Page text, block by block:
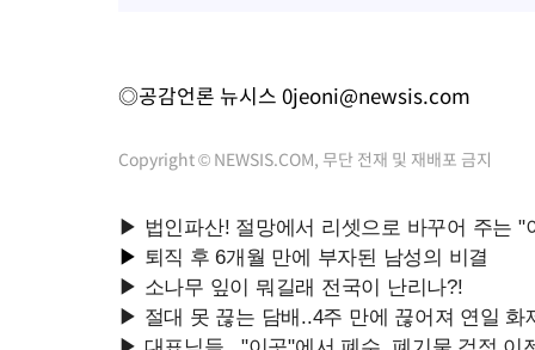
◎공감언론 뉴시스 0jeoni@newsis.com
Copyright © NEWSIS.COM, 무단 전재 및 재배포 금지